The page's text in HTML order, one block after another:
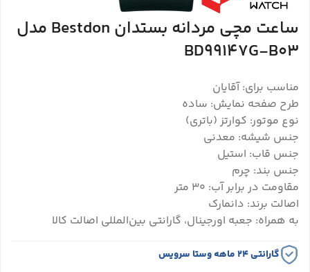
ساعت مچی مردانه بستدان Bestdon مدل
BD99147G-B03
مناسب برای: آقایان
طرح صفحه نمایش: ساده
نوع موتور: کوارتز (باتری)
جنس شیشه: معدنی
جنس قاب: استیل
جنس بند: چرم
مقاومت در برابر آب: 30 متر
اصالت برند: دانمارک
به همراه: جعبه اورجینال، گارانتی بین‌المللی اصالت کالا
گارانتی ۲۴ ماهه وستا سرویس